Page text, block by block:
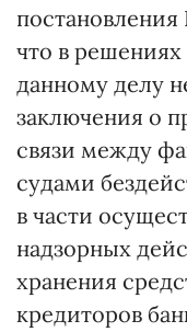
что в решениях
данному делу
заключения о
связи между
судами
в части
надзорных
хранения
кредиторов